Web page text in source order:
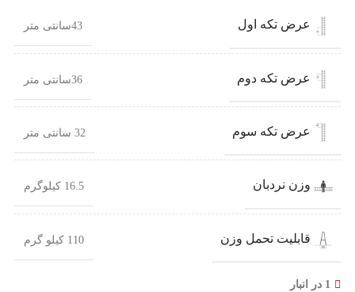
عرض تکه اول 43سانتی متر
عرض تکه دوم 36سانتی متر
عرض تکه سوم 32 سانتی متر
وزن نردبان 16.5 کیلوگرم
قابلیت تحمل وزن 110 کیلو گرم
1 در انبار